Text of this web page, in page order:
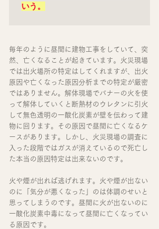
いう。
毎年のように昼間に建物工事をしていて、突
然、亡くなることが起きています。火災現場
では出火場所の特定はしてくれますが、出火
原因や亡くなった原因分析までの特定が厳密
ではありません。解体現場でバナーの火を使
って解体していくと断熱材のウレタンに引火
して無色透明の一酸化炭素が壁を伝わって建
物に回ります。その原因で昼間に亡くなるケ
ースがあります。しかし、火災現場の調査に
入った段階ではガスが消えているので死亡し
た本当の原因特定は出来ないのです。
火や煙が出れば逃げれます。火や煙が出ない
のに「気分が悪くなった」のは体調のせいと
思ってしまうのです。昼間に火が出ないのに
一酸化炭素中毒になって昼間に亡くなってい
る原因です。